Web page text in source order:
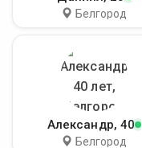
Белгород
Александр, 40
Белгород